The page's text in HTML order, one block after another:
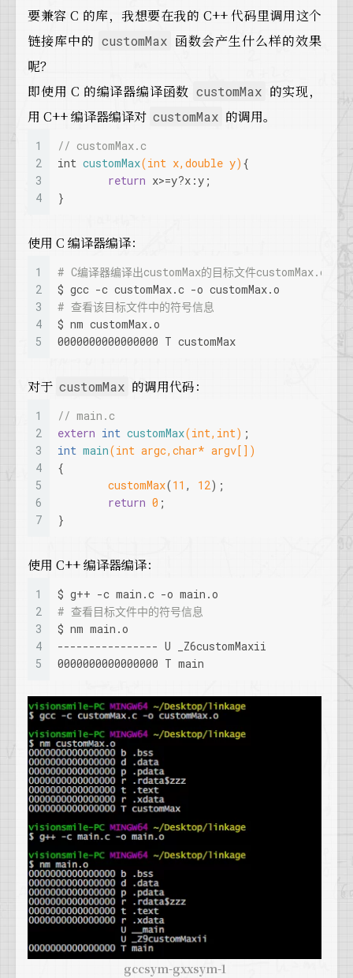
要兼容 C 的库，我想要在我的 C++ 代码里调用这个
链接库中的 customMax 函数会产生什么样的效果
呢？
即使用 C 的编译器编译函数 customMax 的实现，
用 C++ 编译器编译对 customMax 的调用。
1
2
3
4
// customMax.c
int customMax(int x, double y) {
return x>=y?x:y;
}
使用 C 编译器编译：
1
2
3
4
5
# C编译器编译出customMax的目标文件customMax.o
$ gcc -c customMax.c -o customMax.o
# 查看该目标文件中的符号信息
$ nm customMax.o
0000000000000000 T customMax
对于 customMax 的调用代码：
1
2
3
4
5
6
7
// main.c
extern int customMax(int, int) ;
int main(int argc, char* argv[])
{
customMax(11 , 12);
return 0 ;
}
使用 C++ 编译器编译：
1
2
3
4
5
$ g++ -c main.c -o main.o
# 查看目标文件中的符号信息
$ nm main.o
---------------- U _Z6customMaxii
0000000000000000 T main
gccsym-gxxsym-1